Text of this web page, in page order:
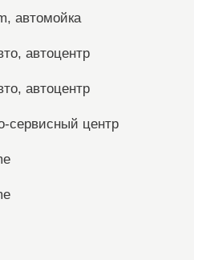
автомойка
автоцентр
автоцентр
сервисный центр